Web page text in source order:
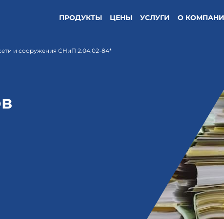
ПРОДУКТЫ ЦЕНЫ УСЛУГИ О
и сооружения СНиП 2.04.02-84*